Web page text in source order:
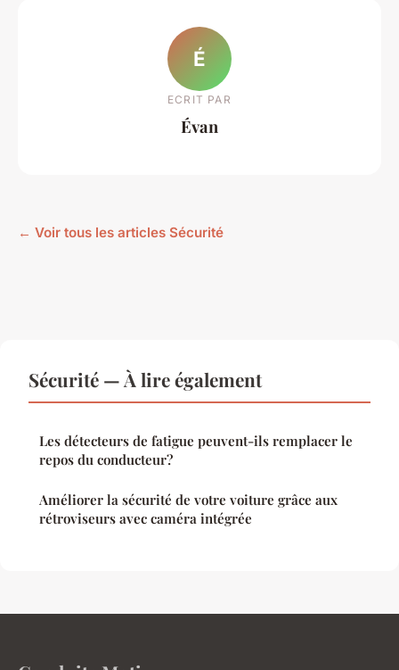
É
ECRIT PAR
Évan
← Voir tous les articles Sécurité
Sécurité — À lire également
Les détecteurs de fatigue peuvent-ils remplacer le
repos du conducteur?
Améliorer la sécurité de votre voiture grâce aux
rétroviseurs avec caméra intégrée